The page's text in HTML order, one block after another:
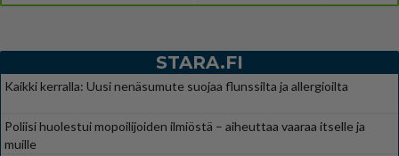
STARA.FI
Kaikki kerralla: Uusi nenäsumute suojaa flunssilta ja allergioilta
Poliisi huolestui mopoilijoiden ilmiöstä – aiheuttaa vaaraa itselle ja
muille